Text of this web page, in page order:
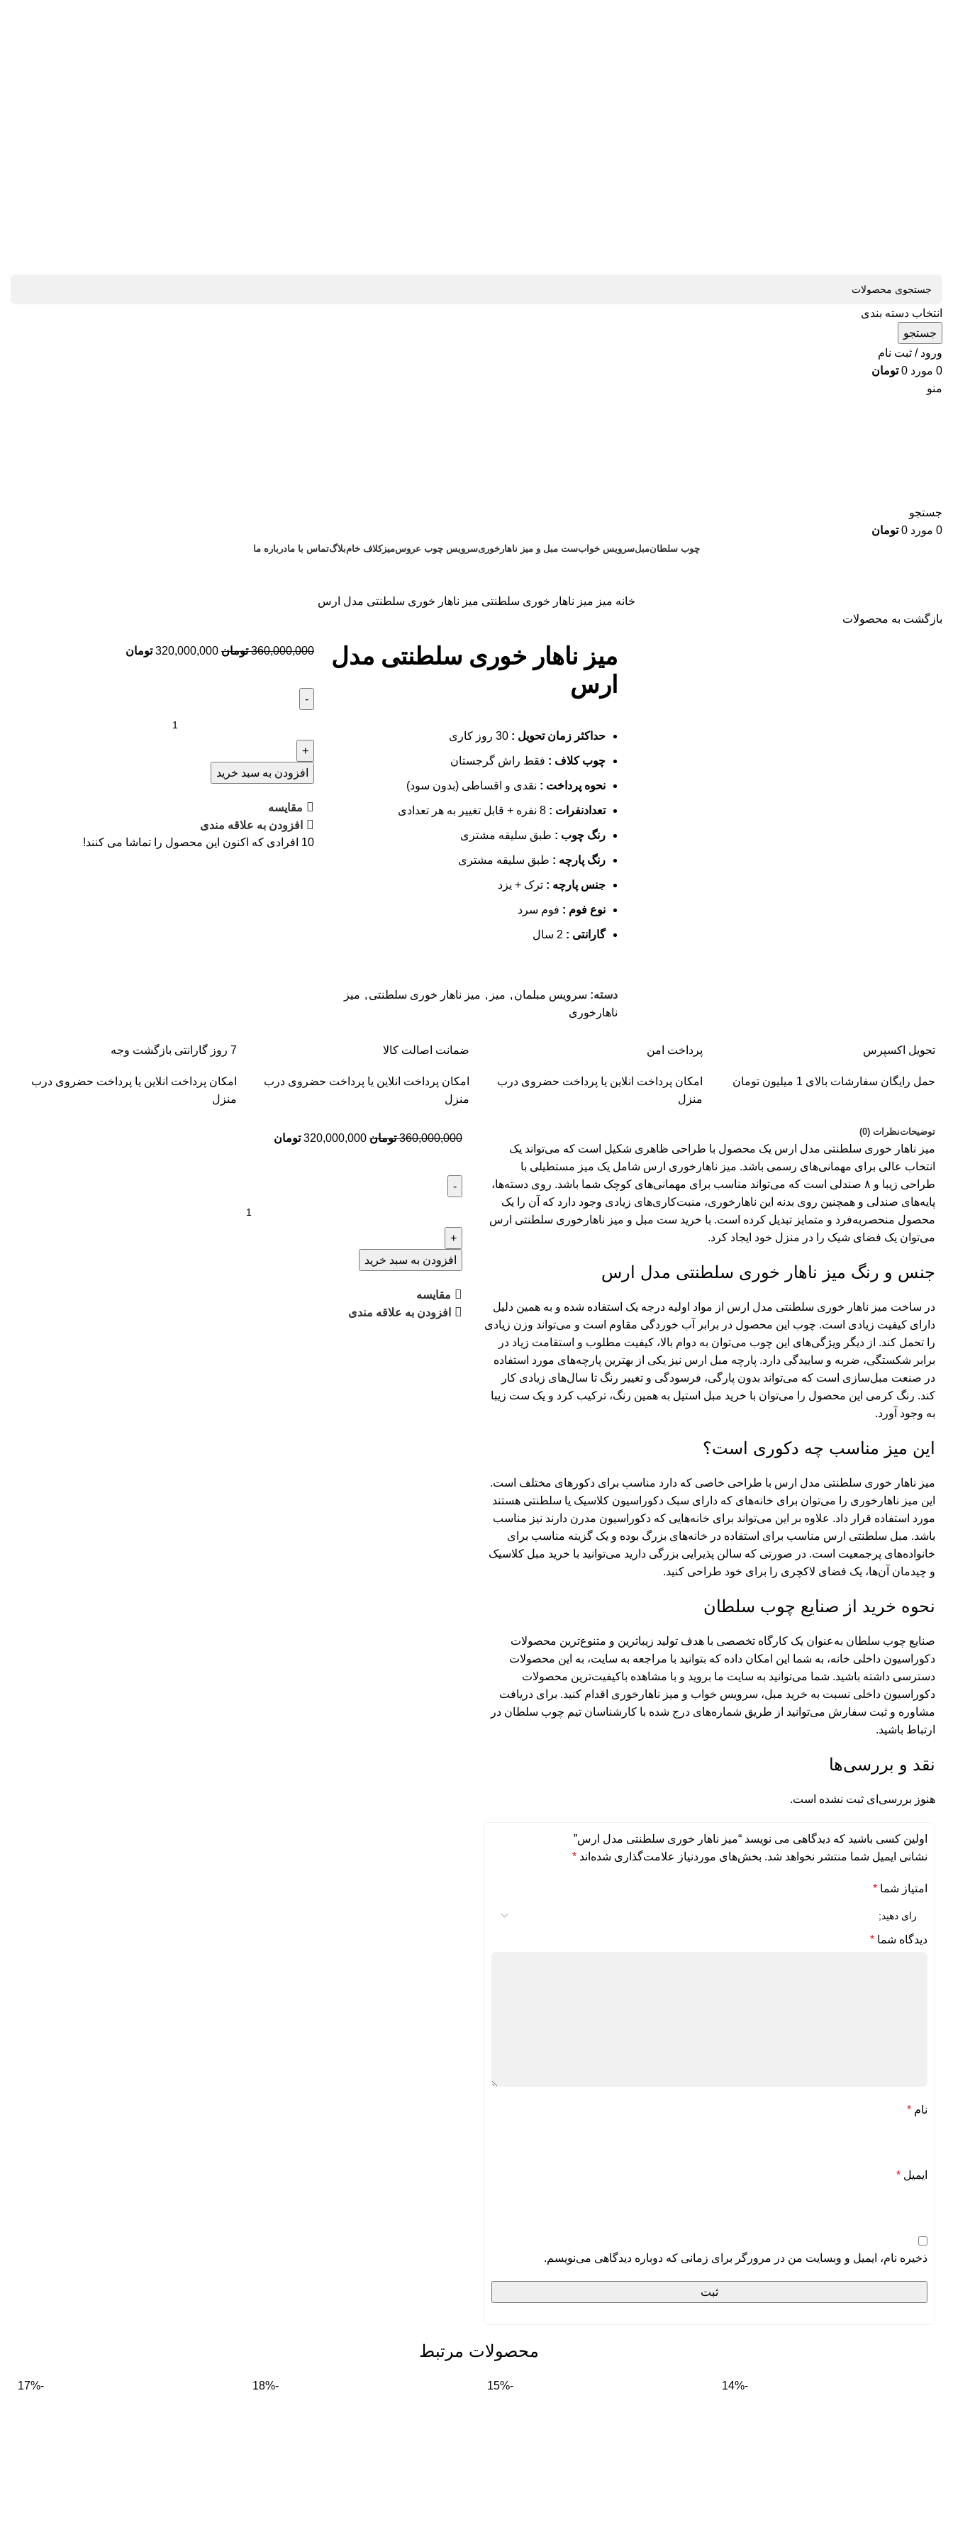
انتخاب دسته بندی
جستجو
ورود / ثبت نام
0 مورد 0 تومان
منو
جستجو
0 مورد 0 تومان
چوب سلطانمبلسرویس خوابست مبل و میز ناهارخوریسرویس چوب عروسمیزکلاف خامبلاگتماس با مادرباره ما
خانه میز میز ناهار خوری سلطنتی میز ناهار خوری سلطنتی مدل ارس
بازگشت به محصولات
میز ناهار خوری سلطنتی مدل
ارس
حداکثر زمان تحویل :
چوب کلاف : فقط راش گرجستان
نحوه پرداخت : نقدی و اقساطی (بدون سود)
تعدادنفرات :
رنگ چوب : طبق سلیقه مشتری
رنگ پارچه : طبق سلیقه مشتری
جنس پارچه : ترک + یزد
نوع فوم : فوم سرد
گارانتی :
دسته: سرویس مبلمان , میز , میز ناهار خوری سلطنتی , میز
ناهارخوری
360,000,000 تومان 320,000,000 تومان
افزودن به سبد خرید
مقايسه
افزودن به علاقه مندی
10 افرادی که اکنون این محصول را تماشا می کنند!
تحویل اکسپرس
حمل رایگان سفارشات بالای 1 میلیون تومان
پرداخت امن
امکان پرداخت انلاین یا پرداخت حضروی درب
منزل
ضمانت اصالت کالا
امکان پرداخت انلاین یا پرداخت حضروی درب
منزل
7 روز گارانتی بازگشت وجه
امکان پرداخت انلاین یا پرداخت حضروی درب
منزل
توضیحاتنظرات (0)
میز ناهار خوری سلطنتی مدل ارس یک محصول با طراحی ظاهری شکیل است که می‌تواند یک
انتخاب عالی برای مهمانی‌های رسمی باشد. میز ناهارخوری ارس شامل یک میز مستطیلی با
طراحی زیبا و ۸ صندلی است که می‌تواند مناسب برای مهمانی‌های کوچک شما باشد. روی دسته‌ها،
پایه‌های صندلی و همچنین روی بدنه این ناهارخوری، منبت‌کاری‌های زیادی وجود دارد که آن را یک
محصول منحصربه‌فرد و متمایز تبدیل کرده است. با خرید ست مبل و میز ناهارخوری سلطنتی ارس
می‌‌توان یک فضای شیک را در منزل خود ایجاد کرد.
جنس و رنگ میز ناهار خوری سلطنتی مدل ارس
در ساخت میز ناهار خوری سلطنتی مدل ارس از مواد اولیه درجه یک استفاده شده و به همین دلیل
دارای کیفیت زیادی است. چوب این محصول در برابر آب خوردگی مقاوم است و می‌تواند وزن زیادی
را تحمل کند. از دیگر ویژگی‌های این چوب می‌توان به دوام بالا، کیفیت مطلوب و استقامت زیاد در
برابر شکستگی، ضربه و ساییدگی دارد. پارچه مبل ارس نیز یکی از بهترین پارچه‌های مورد استفاده
در صنعت مبل‌سازی است که می‌تواند بدون پارگی، فرسودگی و تغییر رنگ تا سال‌های زیادی کار
کند. رنگ کرمی این محصول را می‌توان با خرید مبل استیل به همین رنگ، ترکیب کرد و یک ست زیبا
به وجود آورد.
این میز مناسب چه دکوری است؟
میز ناهار خوری سلطنتی مدل ارس با طراحی خاصی که دارد مناسب برای دکورهای مختلف است.
این میز ناهارخوری را می‌توان برای خانه‌های که دارای سبک دکوراسیون کلاسیک یا سلطنتی هستند
مورد استفاده قرار داد. علاوه بر این می‌تواند برای خانه‌هایی که دکوراسیون مدرن دارند نیز مناسب
باشد. مبل سلطنتی ارس مناسب برای استفاده در خانه‌های بزرگ بوده و یک گزینه مناسب برای
خانواده‌های پرجمعیت است. در صورتی که سالن پذیرایی بزرگی دارید می‌توانید با خرید مبل کلاسیک
و چیدمان آن‌ها، یک فضای لاکچری را برای خود طراحی کنید.
نحوه خرید از صنایع چوب سلطان
صنایع چوب سلطان به‌عنوان یک کارگاه تخصصی با هدف تولید زیباترین و متنوع‌ترین محصولات
دکوراسیون داخلی خانه، به شما این امکان داده که بتوانید با مراجعه به سایت، به این محصولات
دسترسی داشته باشید. شما می‌توانید به سایت ما بروید و با مشاهده باکیفیت‌ترین محصولات
دکوراسیون داخلی نسبت به خرید مبل، سرویس خواب و میز ناهارخوری اقدام کنید. برای دریافت
مشاوره و ثبت سفارش می‌‌توانید از طریق شماره‌های درج شده با کارشناسان تیم چوب سلطان در
ارتباط باشید.
نقد و بررسی‌ها
هنوز بررسی‌ای ثبت نشده است.
اولین کسی باشید که دیدگاهی می نویسد “میز ناهار خوری سلطنتی مدل ارس”
نشانی ایمیل شما منتشر نخواهد شد. بخش‌های موردنیاز علامت‌گذاری شده‌اند *
امتیاز شما *
دیدگاه شما *
نام *
ایمیل *
ذخیره نام، ایمیل و وبسایت من در مرورگر برای زمانی که دوباره دیدگاهی می‌نویسم.
360,000,000 تومان 320,000,000 تومان
افزودن به سبد خرید
مقايسه
افزودن به علاقه مندی
محصولات مرتبط
-14%
-15%
-18%
-17%